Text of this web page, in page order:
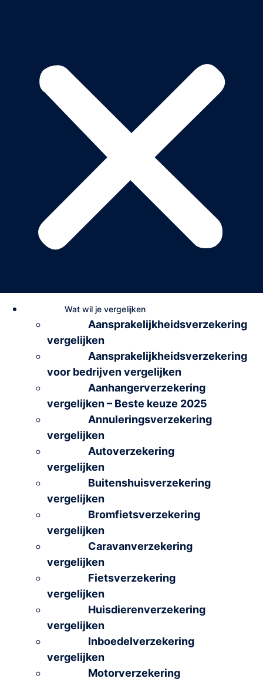
Wat wil je vergelijken
Aansprakelijkheidsverzekering
vergelijken
Aansprakelijkheidsverzekering
voor bedrijven vergelijken
Aanhangerverzekering
vergelijken – Beste keuze 2025
Annuleringsverzekering
vergelijken
Autoverzekering
vergelijken
Buitenshuisverzekering
vergelijken
Bromfietsverzekering
vergelijken
Caravanverzekering
vergelijken
Fietsverzekering
vergelijken
Huisdierenverzekering
vergelijken
Inboedelverzekering
vergelijken
Motorverzekering